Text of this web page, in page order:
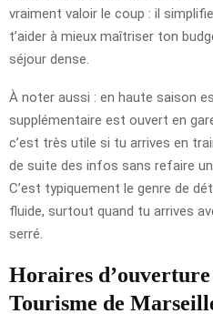
vraiment valoir le coup : il
t’aider à mieux maîtriser ton
séjour dense.
À noter aussi : en haute saison
supplémentaire est ouvert en
c’est très utile si tu arrives en
de suite des infos sans refaire
C’est typiquement le genre de
fluide, surtout quand tu arrives
serré.
Horaires
Tourisme de